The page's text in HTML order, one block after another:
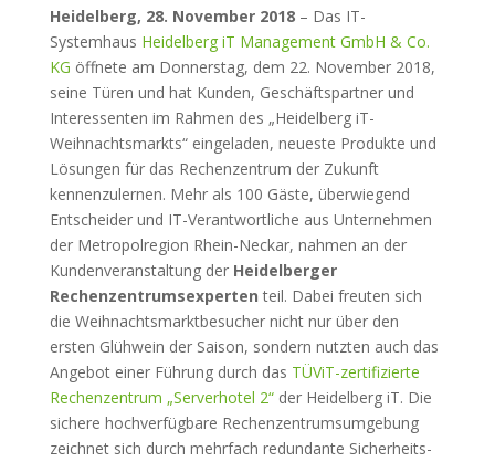
Heidelberg, 28. November 2018– Das IT-
Systemhaus Heidelberg iT Management GmbH & Co.
KG öffnete am Donnerstag, dem 22. November 2018,
seine Türen und hat Kunden, Geschäftspartner und
Interessenten im Rahmen des „Heidelberg iT-
Weihnachtsmarkts“ eingeladen, neueste Produkte und
Lösungen für das Rechenzentrum der Zukunft
kennenzulernen. Mehr als 100 Gäste, überwiegend
Entscheider und IT-Verantwortliche aus Unternehmen
der Metropolregion Rhein-Neckar, nahmen an der
Kundenveranstaltung der Heidelberger
Rechenzentrumsexperten teil. Dabei freuten sich
die Weihnachtsmarktbesucher nicht nur über den
ersten Glühwein der Saison, sondern nutzten auch das
Angebot einer Führung durch das TÜViT-zertifizierte
Rechenzentrum „Serverhotel 2“der Heidelberg iT. Die
sichere hochverfügbare Rechenzentrumsumgebung
zeichnet sich durch mehrfach redundante Sicherheits-